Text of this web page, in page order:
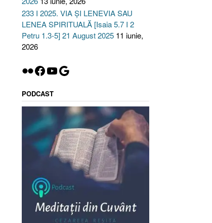
233 I 2025. VIA ȘI LENEVIA SAU
LENEA SPIRITUALĂ [Isaia 5.7 I 2
Petru 1.3-5] 21 August 2025 11 iunie,
2026
Flickr
Facebook
YouTube
Google
PODCAST